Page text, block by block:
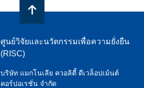
ศูนย์วิจัยและนวัตกรรมเพื่อความยั่งยืน
(RISC)
บริษัท แมกโนเลีย ควอลิตี้ ดีเวล็อปเม้นต์
คอร์ปอเรชั่น จำกัด